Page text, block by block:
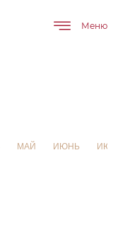
Меню
МАЙ ИЮНЬ